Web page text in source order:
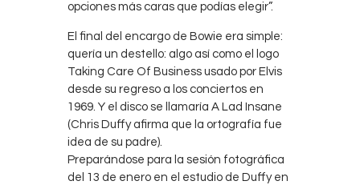
opciones más caras que podías elegir”.
El final del encargo de Bowie era simple:
quería un destello: algo así como el logo
Taking Care Of Business usado por Elvis
desde su regreso a los conciertos en
1969. Y el disco se llamaría A Lad Insane
(Chris Duffy afirma que la ortografía fue
idea de su padre).
Preparándose para la sesión fotográfica
del 13 de enero en el estudio de Duffy en